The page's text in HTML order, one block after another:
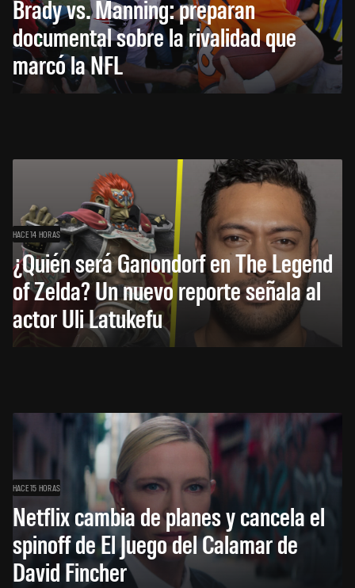
Brady vs. Manning: preparan
documental sobre la rivalidad que
marcó la NFL
HACE 14 HORAS
¿Quién será Ganondorf en The Legend
of Zelda? Un nuevo reporte señala al
actor Uli Latukefu
HACE 15 HORAS
Netflix cambia de planes y cancela el
spinoff de El Juego del Calamar de
David Fincher